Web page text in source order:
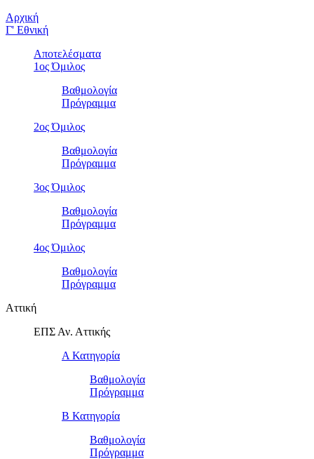
Αρχική
Γ' Εθνική
Αποτελέσματα
1ος Όμιλος
Βαθμολογία
Πρόγραμμα
2ος Όμιλος
Βαθμολογία
Πρόγραμμα
3ος Όμιλος
Βαθμολογία
Πρόγραμμα
4ος Όμιλος
Βαθμολογία
Πρόγραμμα
Αττική
ΕΠΣ Αν. Αττικής
Α Κατηγορία
Βαθμολογία
Πρόγραμμα
Β Κατηγορία
Βαθμολογία
Πρόγραμμα